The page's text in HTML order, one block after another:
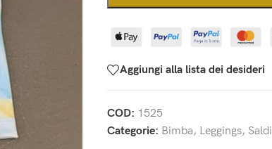
Aggiungi alla lista dei desideri
COD: 1525
Categorie: Bimba, Leggings, Saldi